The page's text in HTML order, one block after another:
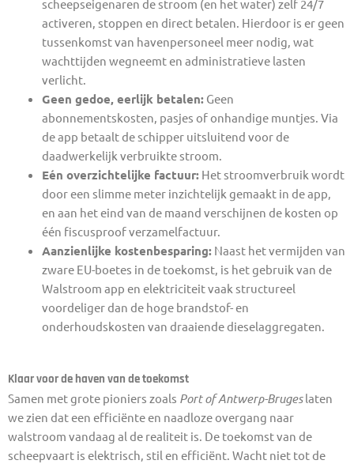
scheepseigenaren de stroom (en het water) zelf 24/7
activeren, stoppen en direct betalen. Hierdoor is er geen
tussenkomst van havenpersoneel meer nodig, wat
wachttijden wegneemt en administratieve lasten
verlicht.
Geen gedoe, eerlijk betalen:Geen
abonnementskosten, pasjes of onhandige muntjes. Via
de app betaalt de schipper uitsluitend voor de
daadwerkelijk verbruikte stroom.
Eén overzichtelijke factuur:Het stroomverbruik wordt
door een slimme meter inzichtelijk gemaakt in de app,
en aan het eind van de maand verschijnen de kosten op
één fiscusproof verzamelfactuur.
Aanzienlijke kostenbesparing:Naast het vermijden van
zware EU-boetes in de toekomst, is het gebruik van de
Walstroom app en elektriciteit vaak structureel
voordeliger dan de hoge brandstof- en
onderhoudskosten van draaiende dieselaggregaten.
Klaar voor de haven van de toekomst
Samen met grote pioniers zoals Port of Antwerp-Brugeslaten
we zien dat een efficiënte en naadloze overgang naar
walstroom vandaag al de realiteit is. De toekomst van de
scheepvaart is elektrisch, stil en efficiënt. Wacht niet tot de